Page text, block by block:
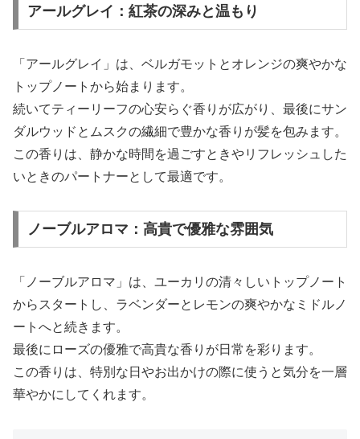
アールグレイ：紅茶の深みと温もり
「アールグレイ」は、ベルガモットとオレンジの爽やかな
トップノートから始まります。
続いてティーリーフの心安らぐ香りが広がり、最後にサン
ダルウッドとムスクの繊細で豊かな香りが髪を包みます。
この香りは、静かな時間を過ごすときやリフレッシュした
いときのパートナーとして最適です。
ノーブルアロマ：高貴で優雅な雰囲気
「ノーブルアロマ」は、ユーカリの清々しいトップノート
からスタートし、ラベンダーとレモンの爽やかなミドルノ
ートへと続きます。
最後にローズの優雅で高貴な香りが日常を彩ります。
この香りは、特別な日やお出かけの際に使うと気分を一層
華やかにしてくれます。